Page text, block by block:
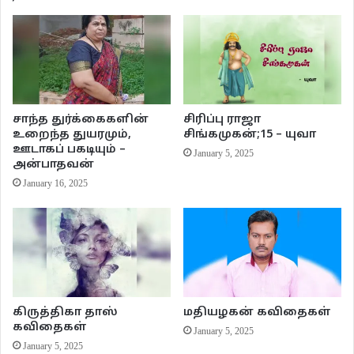
கொள்வார்கள் என்று நம்புகிறோம்.
இந்தக் கட்டுரை பிரசுரமான வார இதழ் இந்தியா. எழுதியவர் பாரதியார்
பாரதியார்
குறிப்பு – இந்தக் கட்டுரையில் கண்டுபிடிப்பு என்ற சொல்லை invention என்ற
சாந்த துர்க்கைகளின்
உறைந்த துயரமும்,
ஊடாகப் பகடியும் –
அன்பாதவன்
January 16, 2025
சிரிப்பு ராஜா
சிங்கமுகன்;15 – யுவா
January 5, 2025
கிருத்திகா தாஸ்
கவிதைகள்
January 5, 2025
மதியழகன் கவிதைகள்
January 5, 2025